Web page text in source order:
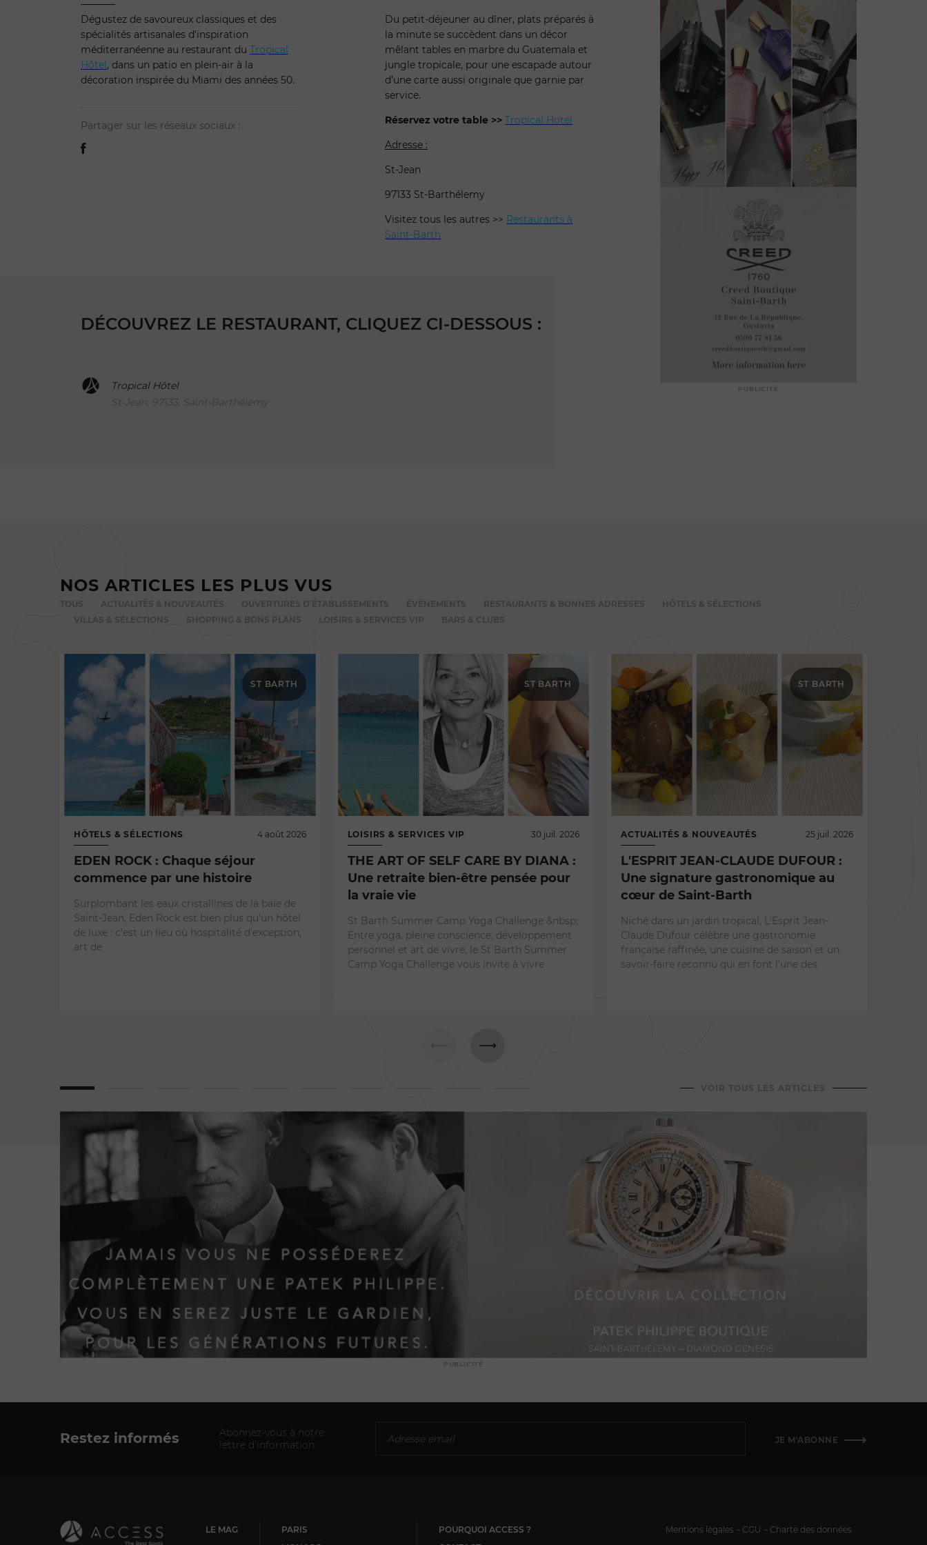
Dégustez de savoureux classiques et des
spécialités artisanales d’inspiration
méditerranéenne au restaurant du Tropical
Hôtel, dans un patio en plein-air à la
décoration inspirée du Miami des années 50.
Partager sur les réseaux sociaux :
Du petit-déjeuner au dîner, plats préparés à
la minute se succèdent dans un décor
mêlant tables en marbre du Guatemala et
jungle tropicale, pour une escapade autour
d’une carte aussi originale que garnie par
service.
Réservez votre table >> Tropical Hotel
Adresse :
St-Jean
97133 St-Barthélemy
Visitez tous les autres >> Restaurants à
Saint-Barth
DÉCOUVREZ LE RESTAURANT, CLIQUEZ CI-DESSOUS :
Tropical Hôtel
St-Jean, 97133, Saint-Barthélemy
PUBLICITÉ
NOS ARTICLES LES PLUS VUS
TOUS ACTUALITÉS & NOUVEAUTÉS
VILLAS & SÉLECTIONS
SHOPPING & BONS PLANS
ST BARTH
HÔTELS & SÉLECTIONS 4 août 2026
EDEN ROCK : Chaque séjour
commence par une histoire
Surplombant les eaux cristallines de la baie de
Saint-Jean, Eden Rock est bien plus qu'un hôtel
de luxe : c'est un lieu où hospitalité d'exception,
art de
ST BARTH
LOISIRS & SERVICES VIP 30 juil. 2026
THE ART OF SELF CARE BY DIANA :
Une retraite bien-être pensée pour
la vraie vie
St Barth Summer Camp Yoga Challenge &nbsp;
Entre yoga, pleine conscience, développement
personnel et art de vivre, le St Barth Summer
Camp Yoga Challenge vous invite à vivre
ST BARTH
ACTUALITÉS & NOUVEAUTÉS 25 juil. 2026
L'ESPRIT JEAN-CLAUDE DUFOUR :
Une signature gastronomique au
cœur de Saint-Barth
Niché dans un jardin tropical, L'Esprit Jean-
Claude Dufour célèbre une gastronomie
française raffinée, une cuisine de saison et un
savoir-faire reconnu qui en font l'une des
PUBLICITÉ
Restez informés
Abonnez-vous à notre
lettre d'information
JE M'ABONNE
LE MAG
PARIS
POURQUOI ACCESS ?
Mentions légales – CGU – Charte des données